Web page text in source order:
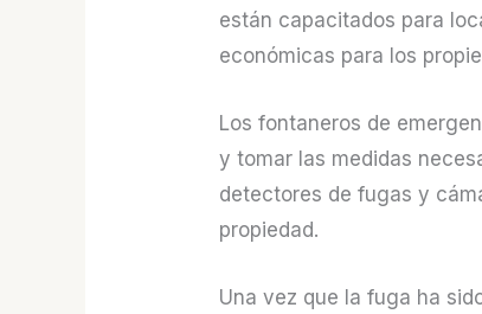
están capacitados para
económicas para los
Los fontaneros de
y tomar las medidas
detectores de fugas y
propiedad.
Una vez que la fuga ha